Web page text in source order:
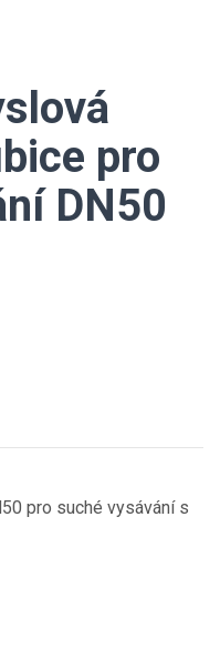
pro
DN50
pro suché vysávání s